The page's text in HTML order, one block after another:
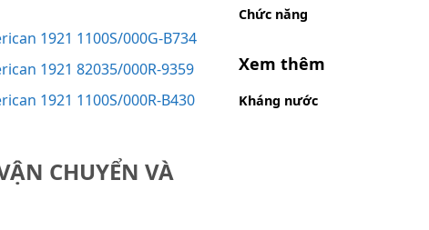
1921 1100S/000G-B734
1921 82035/000R-9359
1921 1100S/000R-B430
CHUYỂN VÀ
Chức năng
Xem thêm
Kháng nước